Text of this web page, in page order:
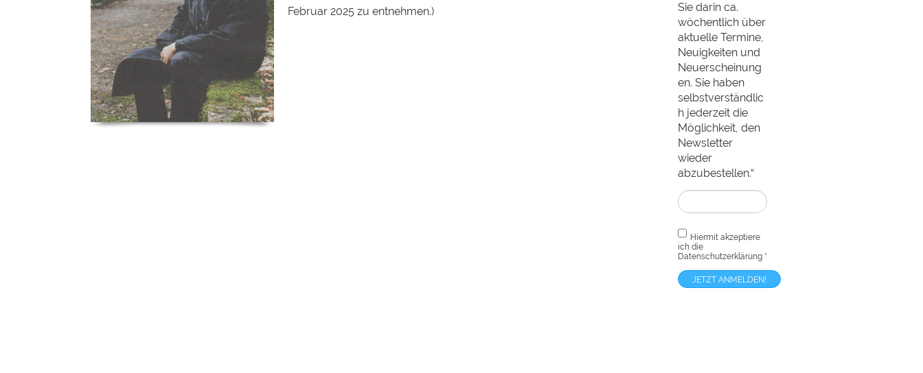
Februar 2025 zu entnehmen.)
Sie darin ca.
wöchentlich über
aktuelle Termine,
Neuigkeiten und
Neuerscheinung
en. Sie haben
selbstverständlic
h jederzeit die
Möglichkeit, den
Newsletter
wieder
abzubestellen.“
Hiermit akzeptiere
ich die
Datenschutzerklärung *